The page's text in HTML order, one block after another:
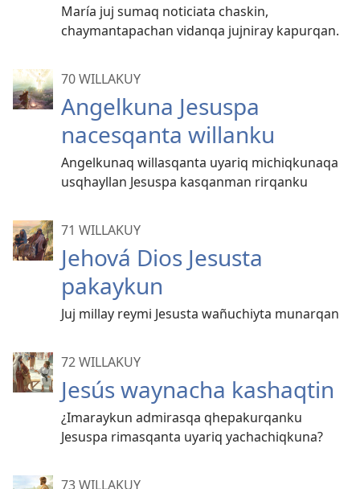
María juj sumaq noticiata chaskin,
chaymantapachan vidanqa jujniray kapurqan.
70 WILLAKUY
Angelkuna Jesuspa
nacesqanta willanku
Angelkunaq willasqanta uyariq michiqkunaqa
usqhayllan Jesuspa kasqanman rirqanku
71 WILLAKUY
Jehová Dios Jesusta
pakaykun
Juj millay reymi Jesusta wañuchiyta munarqan
72 WILLAKUY
Jesús waynacha kashaqtin
¿Imaraykun admirasqa qhepakurqanku
Jesuspa rimasqanta uyariq yachachiqkuna?
73 WILLAKUY